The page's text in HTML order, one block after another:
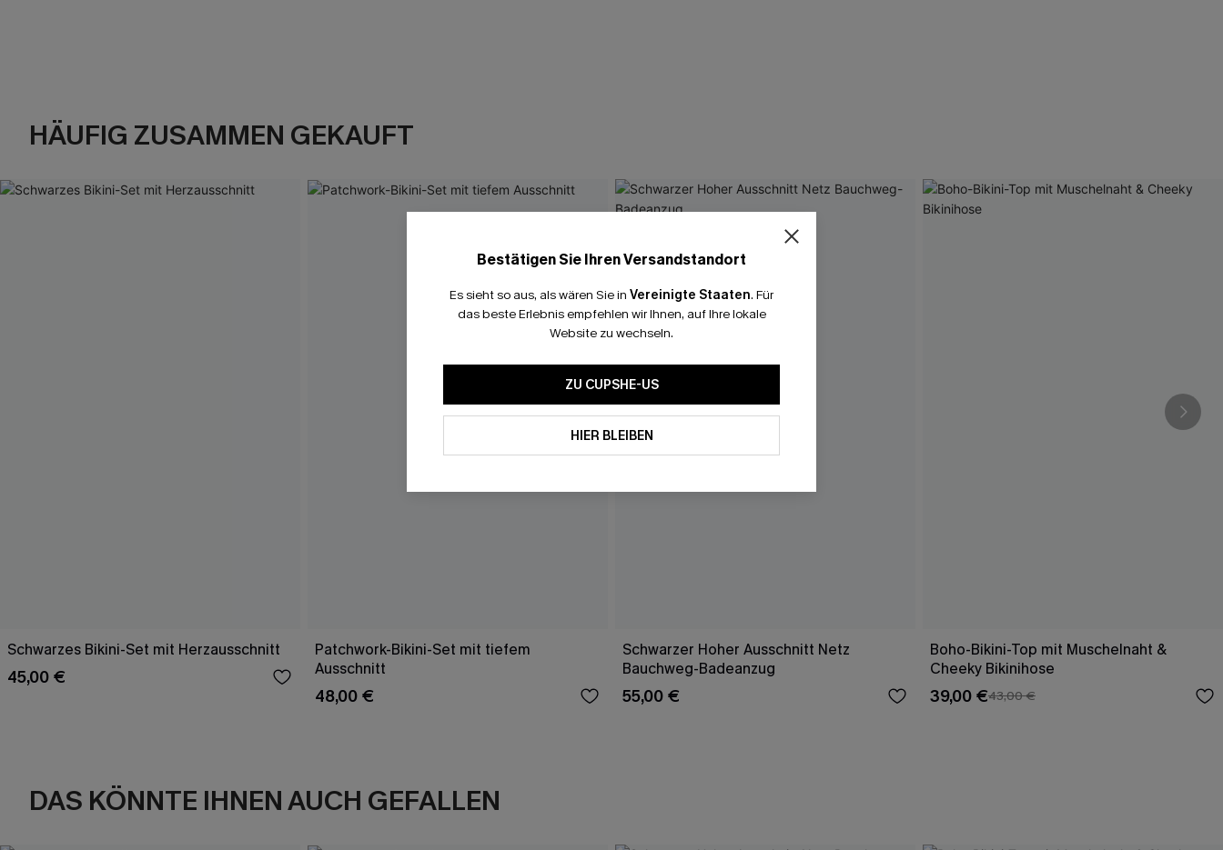
HÄUFIG ZUSAMMEN GEKAUFT
Schwarzes Bikini-Set mit Herzausschnitt
45,00 €
Patchwork-Bikini-Set mit tiefem
Ausschnitt
48,00 €
Schwarzer Hoher Ausschnitt Netz
Bauchweg-Badeanzug
55,00 €
Boho-Bikini-Top mit Muschelnaht &
Cheeky Bikinihose
39,00 €43,00 €
DAS KÖNNTE IHNEN AUCH GEFALLEN
Bestätigen Sie Ihren Versandstandort
Es sieht so aus, als wären Sie in Vereinigte Staaten. Für
das beste Erlebnis empfehlen wir Ihnen, auf Ihre lokale
Website zu wechseln.
ZU CUPSHE-US
HIER BLEIBEN